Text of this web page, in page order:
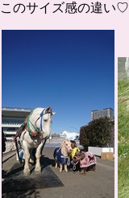
このサイズ感の違い♡